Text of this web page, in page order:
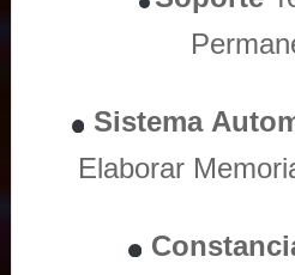
Sistema
Elaborar